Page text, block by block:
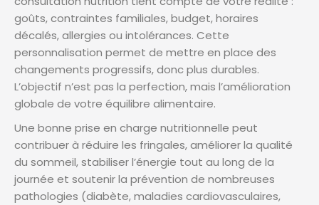
goûts, contraintes familiales, budget, horaires
décalés, allergies ou intolérances. Cette
personnalisation permet de mettre en place des
changements progressifs, donc plus durables.
L’objectif n’est pas la perfection, mais l’amélioration
globale de votre équilibre alimentaire.
Une bonne prise en charge nutritionnelle peut
contribuer à réduire les fringales, améliorer la qualité
du sommeil, stabiliser l’énergie tout au long de la
journée et soutenir la prévention de nombreuses
pathologies (diabète, maladies cardiovasculaires,